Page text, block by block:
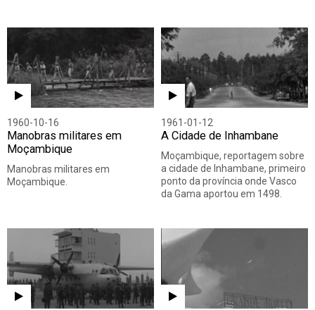
1960-10-16
Manobras militares em
Moçambique
Manobras militares em
Moçambique.
1961-01-12
A Cidade de Inhambane
Moçambique, reportagem sobre
a cidade de Inhambane, primeiro
ponto da província onde Vasco
da Gama aportou em 1498.